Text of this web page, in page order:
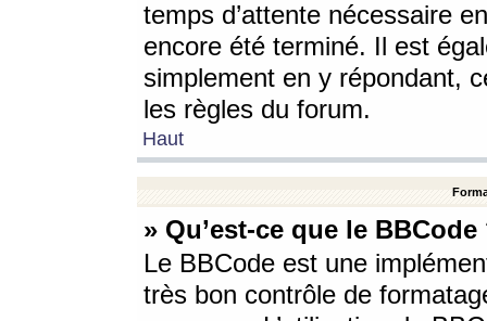
temps d’attente nécessaire
encore été terminé. Il est
simplement en y répondant,
les règles du forum.
Haut
» Qu’est-ce que le BBCode
Le BBCode est une
très bon contrôle de